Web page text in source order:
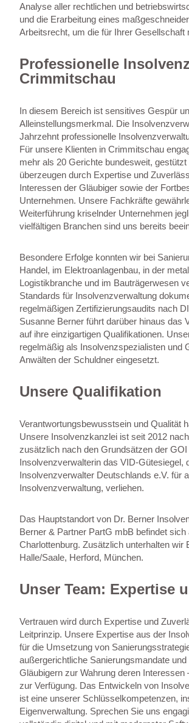
Analyse aller rechtlichen und
und die Erarbeitung eines
Arbeitsrecht, um die für Ihrer
Professionelle
Crimmitschau
In diesem Bereich ist sensitives Gespür
Alleinstellungsmerkmal. Die
Jahrzehnt professionelle
Für unsere Klienten in Crimmitschau
mehr als 20 Gerichte bundesweit,
überzeugen durch Expertise und
Interessen der Gläubiger sowie der
Unternehmen. Unsere Fachkräfte
Weiterführung kriselnder Unternehmen
vielfältigen Branchen sind uns bereits
Besondere Erfolge konnten wir bei
Handel, im Elektroanlagenbau, in der
Logistikbranche und im Bauträgerwesen
Standards für Insolvenzverwaltung
regelmäßigen Zertifizierungsaudits nach
Susanne Berner führt darüber hinaus das
auf ihre einzigartigen Qualifikationen.
regelmäßig als Insolvenzspezialisten und
Anwälten der Schuldner eingesetzt.
Unsere Qualifikation
Verantwortungsbewusstsein und Qualität
Unsere Insolvenzkanzlei ist seit 2012
zusätzlich nach den Grundsätzen der
Insolvenzverwalterin das VID-Gütesiegel,
Insolvenzverwalter Deutschlands e.V. für
Insolvenzverwaltung, verliehen.
Das Hauptstandort von Dr. Berner
Berner & Partner PartG mbB befindet
Charlottenburg. Zusätzlich unterhalten wir
Halle/Saale, Herford, München.
Unser Team: Expertise
Vertrauen wird durch Expertise und
Leitprinzip. Unsere Expertise aus der
für die Umsetzung von
außergerichtliche Sanierungsmandate
Gläubigern zur Wahrung deren
zur Verfügung. Das Entwickeln von
ist eine unserer Schlüsselkompetenzen,
Eigenverwaltung. Sprechen Sie uns